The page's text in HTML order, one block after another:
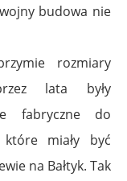
budowa nie
rozmiary
lata były
fabryczne do
miały być
na Bałtyk. Tak